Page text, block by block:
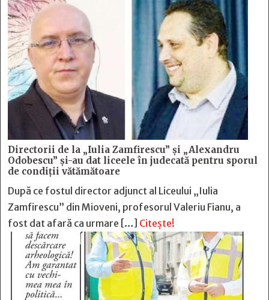
Directorii de la „Iulia Zamfirescu” și „Alexandru
Odobescu” și-au dat liceele în judecată pentru sporul
de condiții vătămătoare
După ce fostul director adjunct al Liceului „Iulia
Zamfirescu” din Mioveni, profesorul Valeriu Fianu, a
fost dat afară ca urmare […] Citește!